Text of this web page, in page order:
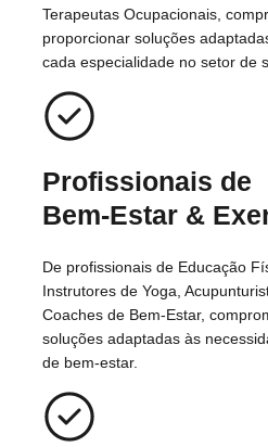
Terapeutas Ocupacionais,
proporcionar soluções
cada especialidade no setor de
Profissionais de
Bem-Estar &
De profissionais de Educação
Instrutores de Yoga,
Coaches de Bem-Estar,
soluções adaptadas às
de bem-estar.